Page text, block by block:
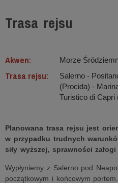
Trasa rejsu
Akwen: Morze
Trasa rejsu:
Salerno -
(Procida) -
Turistico di Capri
Planowana trasa rejsu jest
w przypadku trudnych
siły wyższej, sprawności
Wypłyniemy z Salerno pod
początkowym i końcowym